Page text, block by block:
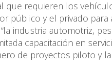
que requieren los
público y el privado para
industria automotriz,
capacitación en
de proyectos piloto y